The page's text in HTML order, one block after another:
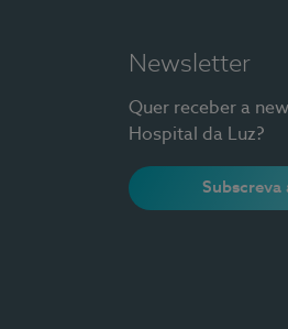
Newsletter
Quer receber a
Hospital da Luz?
Subscreva